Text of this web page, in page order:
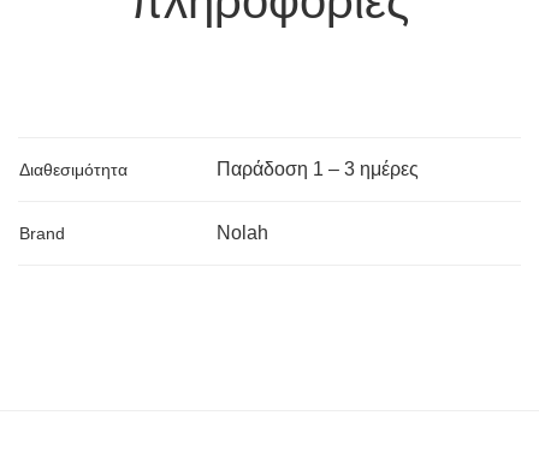
Διαθεσιμότητα Παράδoση 1 – 3 ημέρες
Brand Nolah